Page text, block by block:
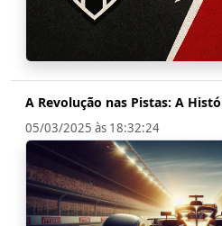
A Revolução nas Pistas: A
05/03/2025 às 18:32:24